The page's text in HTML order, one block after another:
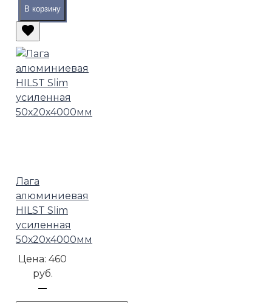
В корзину
Лага
алюминиевая
HILST Slim
усиленная
50х20х4000мм
Цена:460
руб.